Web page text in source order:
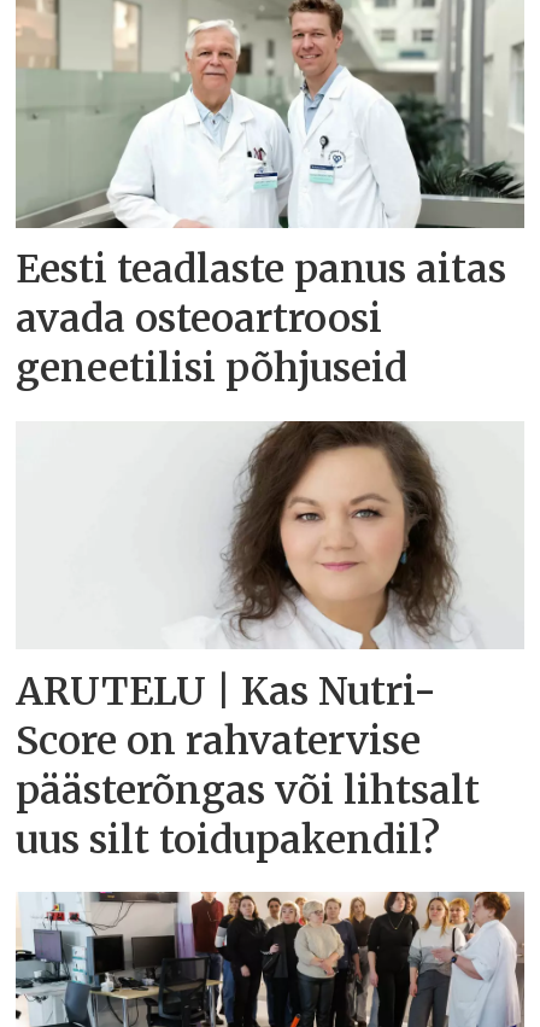
Eesti teadlaste panus aitas
avada osteoartroosi
geneetilisi põhjuseid
ARUTELU | Kas Nutri-
Score on rahvatervise
päästerõngas või lihtsalt
uus silt toidupakendil?